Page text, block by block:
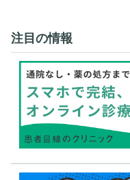
注目の情報